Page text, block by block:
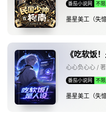
番茄小说网 不
墨星美工（失
《吃软饭
心心负心心 / 著
番茄小说网 不
墨星美工（失